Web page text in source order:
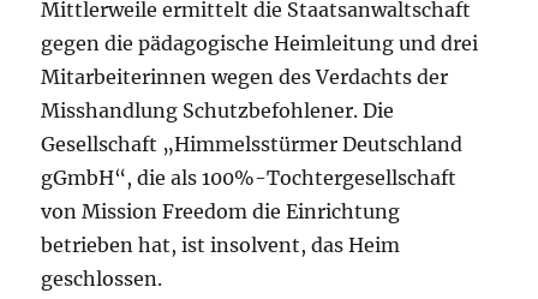
Mittlerweile ermittelt die Staatsanwaltschaft
gegen die pädagogische Heimleitung und drei
Mitarbeiterinnen wegen des Verdachts der
Misshandlung Schutzbefohlener. Die
Gesellschaft „Himmelsstürmer Deutschland
gGmbH“, die als 100%-Tochtergesellschaft
von Mission Freedom die Einrichtung
betrieben hat, ist insolvent, das Heim
geschlossen.